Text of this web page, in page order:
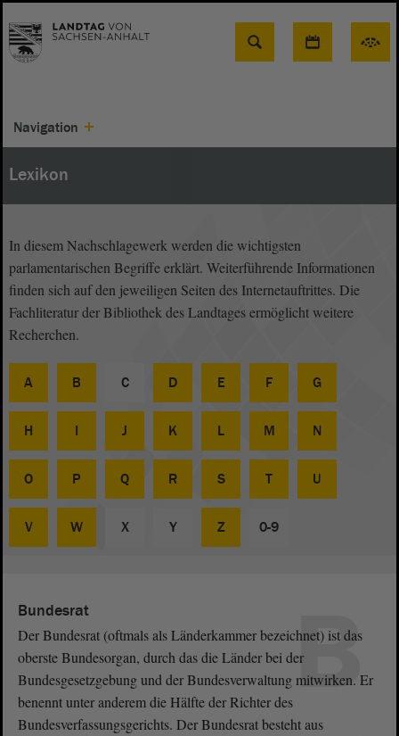
Suche
Navigation
Lexikon
In diesem Nachschlagewerk werden die wichtigsten
parlamentarischen Begriffe erklärt. Weiterführende Informationen
finden sich auf den jeweiligen Seiten des Internetauftrittes. Die
Fachliteratur der Bibliothek des Landtages ermöglicht weitere
Recherchen.
A B C D E F G
H I J K L M N
O P Q R S T U
V W X Y Z 0-9
B
Bundesrat
Der Bundesrat (oftmals als Länderkammer bezeichnet) ist das
oberste Bundesorgan, durch das die Länder bei der
Bundesgesetzgebung und der Bundesverwaltung mitwirken. Er
benennt unter anderem die Hälfte der Richter des
Bundesverfassungsgerichts. Der Bundesrat besteht aus